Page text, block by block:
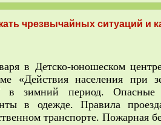
чрезвычайных ситуаций и
в Детско-юношеском
«Действия населения при
в зимний период. Опасные
в одежде. Правила
транспорте. Пожарная